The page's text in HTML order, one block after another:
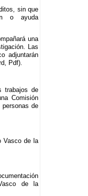
sin que
o ayuda
una
Las
adjuntarán
Pdf).
trabajos de
Comisión
de
Vasco de la
de la